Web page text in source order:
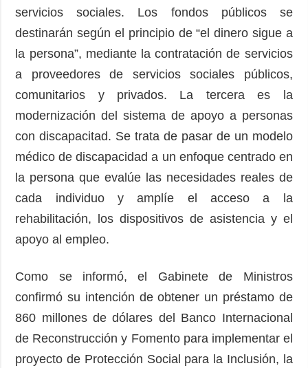
servicios sociales. Los fondos públicos se
destinarán según el principio de “el dinero sigue a
la persona”, mediante la contratación de servicios
a proveedores de servicios sociales públicos,
comunitarios y privados. La tercera es la
modernización del sistema de apoyo a personas
con discapacitad. Se trata de pasar de un modelo
médico de discapacidad a un enfoque centrado en
la persona que evalúe las necesidades reales de
cada individuo y amplíe el acceso a la
rehabilitación, los dispositivos de asistencia y el
apoyo al empleo.
Como se informó, el Gabinete de Ministros
confirmó su intención de obtener un préstamo de
860 millones de dólares del Banco Internacional
de Reconstrucción y Fomento para implementar el
proyecto de Protección Social para la Inclusión, la